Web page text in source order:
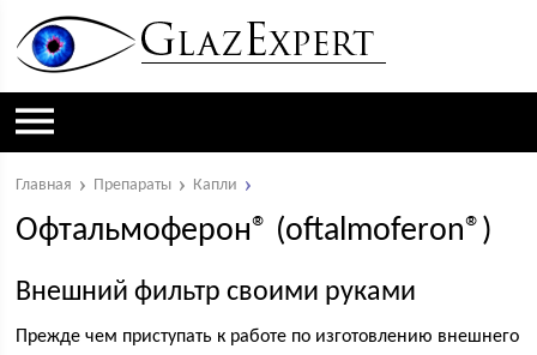
Главная Препараты Капли
Офтальмоферон® (oftalmoferon®)
Внешний фильтр своими руками
Прежде чем приступать к работе по изготовлению внешнего